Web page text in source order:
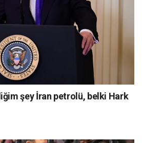
şey İran petrolü, belki Hark